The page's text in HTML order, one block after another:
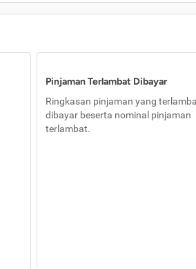
Pinjaman Terlambat Dibayar
Ringkasan pinjaman yang
dibayar beserta nominal pinjaman
terlambat.